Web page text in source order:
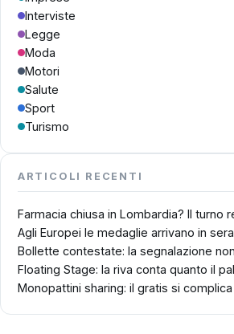
Interviste
Legge
Moda
Motori
Salute
Sport
Turismo
ARTICOLI RECENTI
Farmacia chiusa in Lombardia? Il turno
Agli Europei le medaglie arrivano in
Bollette contestate: la segnalazione
Floating Stage: la riva conta quanto il
Monopattini sharing: il gratis si complica